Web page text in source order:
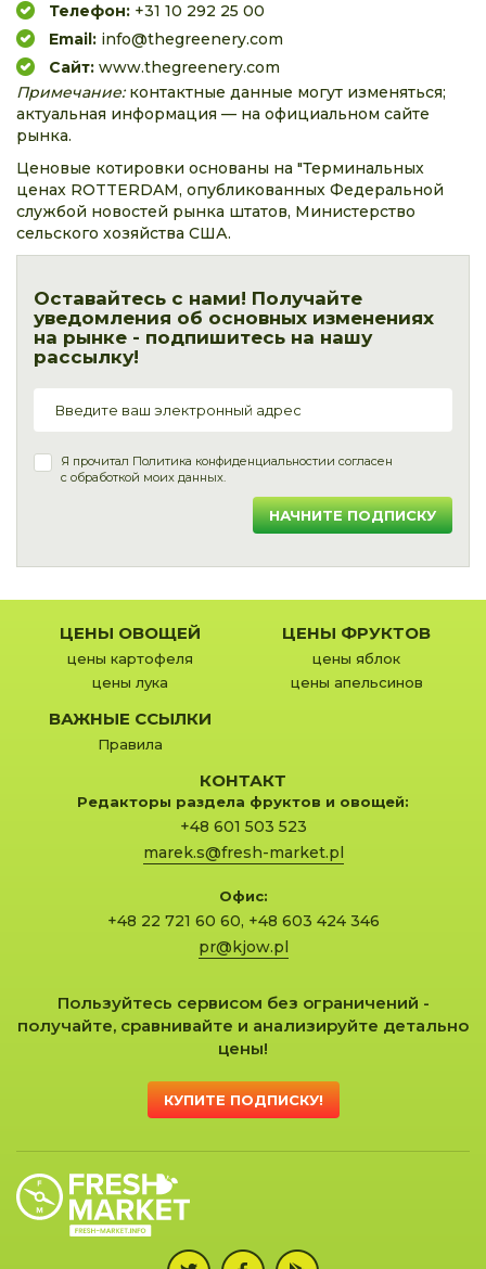
Телефон: +31 10 292 25 00
Email: info@thegreenery.com
Сайт: www.thegreenery.com
Примечание:контактные данные могут изменяться;
актуальная информация — на официальном сайте
рынка.
Ценовые котировки основаны на "Терминальных
ценах ROTTERDAM, опубликованных Федеральной
службой новостей рынка штатов, Министерство
сельского хозяйства США.
Оставайтесь с нами! Получайте
уведомления об основных изменениях
на рынке - подпишитесь на нашу
рассылку!
Я прочитал Политика конфиденциальностии согласен
с обработкой моих данных.
НАЧНИТЕ ПОДПИСКУ
ЦЕНЫ ОВОЩЕЙ
цены картофеля
цены лука
ЦЕНЫ ФРУКТОВ
цены яблок
цены апельсинов
ВАЖНЫЕ ССЫЛКИ
Правила
КОНТАКТ
Редакторы раздела фруктов и овощей:
+48 601 503 523
marek.s@fresh-market.pl
Офис:
+48 22 721 60 60, +48 603 424 346
pr@kjow.pl
Пользуйтесь сервисом без ограничений -
получайте, сравнивайте и анализируйте детально
цены!
КУПИТЕ ПОДПИСКУ!